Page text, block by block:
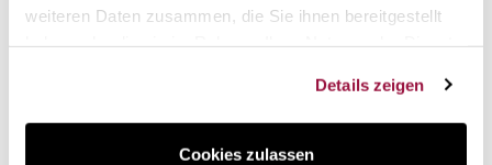
weiteren Daten zusammen, die Sie ihnen bereitgestellt
Details zeigen
Cookies zulassen